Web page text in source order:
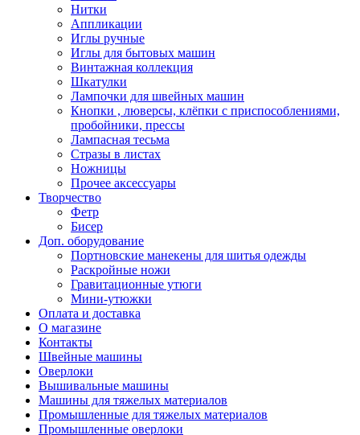
Нитки
Аппликации
Иглы ручные
Иглы для бытовых машин
Винтажная коллекция
Шкатулки
Лампочки для швейных машин
Кнопки , люверсы, клёпки с приспособлениями,
пробойники, прессы
Лампасная тесьма
Стразы в листах
Ножницы
Прочее аксессуары
Творчество
Фетр
Бисер
Доп. оборудование
Портновские манекены для шитья одежды
Раскройные ножи
Гравитационные утюги
Мини-утюжки
Оплата и доставка
О магазине
Контакты
Швейные машины
Оверлоки
Вышивальные машины
Машины для тяжелых материалов
Промышленные для тяжелых материалов
Промышленные оверлоки